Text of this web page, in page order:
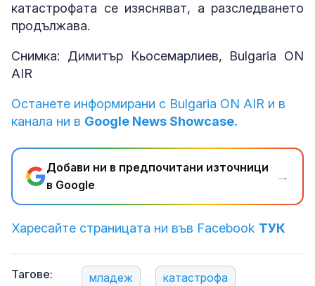
катастрофата се изясняват, а разследването
продължава.
Снимка: Димитър Кьосемарлиев, Bulgaria ON
AIR
Останете информирани с Bulgaria ON AIR и в
канала ни в Google News Showcase.
Добави ни в предпочитани източници
в Google
→
Харесайте страницата ни във Facebook ТУК
Тагове: младеж катастрофа